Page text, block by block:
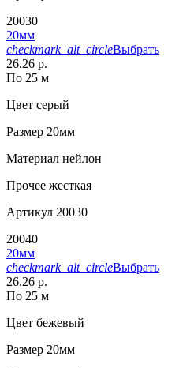
20030
20мм
checkmark_alt_circleВыбрать
26.26 р.
По 25 м
Цвет серый
Размер 20мм
Материал нейлон
Прочее жесткая
Артикул 20030
20040
20мм
checkmark_alt_circleВыбрать
26.26 р.
По 25 м
Цвет бежевый
Размер 20мм